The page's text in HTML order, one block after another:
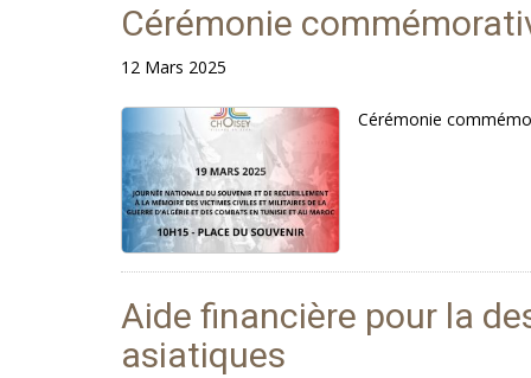
Cérémonie
12 Mars 2025
Cérémonie
Aide financière pour la
asiatiques